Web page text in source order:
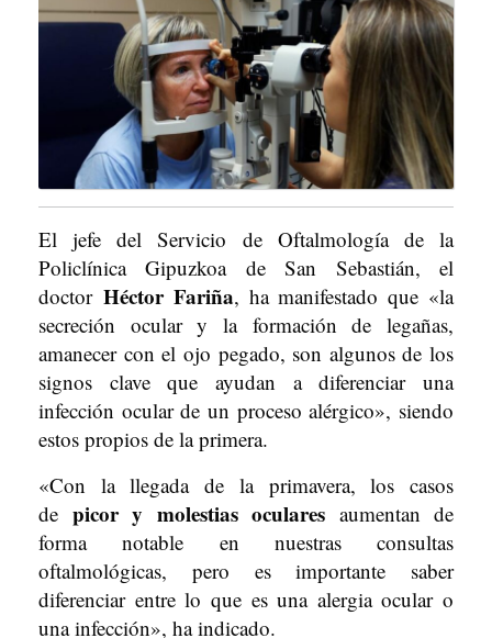
El jefe del Servicio de Oftalmología de la
Policlínica Gipuzkoa de San Sebastián, el
doctor Héctor Fariña, ha manifestado que «la
secreción ocular y la formación de legañas,
amanecer con el ojo pegado, son algunos de los
signos clave que ayudan a diferenciar una
infección ocular de un proceso alérgico», siendo
estos propios de la primera.
«Con la llegada de la primavera, los casos
depicor y molestias ocularesaumentan de
forma notable en nuestras consultas
oftalmológicas, pero es importante saber
diferenciar entre lo que es una alergia ocular o
una infección», ha indicado.